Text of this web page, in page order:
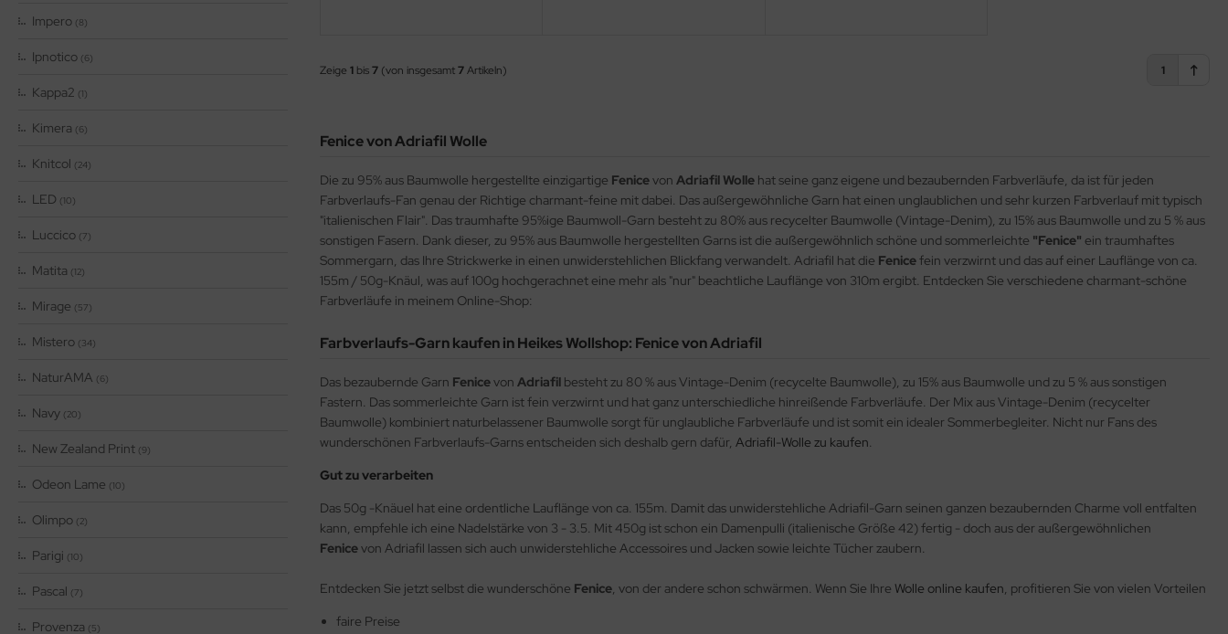
Impero (8)
Ipnotico (6)
Kappa2 (1)
Kimera (6)
Knitcol (24)
LED (10)
Luccico (7)
Matita (12)
Mirage (57)
Mistero (34)
NaturAMA (6)
Navy (20)
New Zealand Print (9)
Odeon Lame (10)
Olimpo (2)
Parigi (10)
Pascal (7)
Provenza (5)
Zeige 1 bis7 (von insgesamt7Artikeln) 1
Fenice von Adriafil Wolle
Die zu 95% aus Baumwolle hergestellte einzigartige Fenicevon Adriafil Wolle hat seine ganz eigene und bezaubernden Farbverläufe, da ist für jeden
Farbverlaufs-Fan genau der Richtige charmant-feine mit dabei. Das außergewöhnliche Garn hat einen unglaublichen und sehr kurzen Farbverlauf mit typisch
"italienischen Flair". Das traumhafte 95%ige Baumwoll-Garn besteht zu 80% aus recycelter Baumwolle (Vintage-Denim), zu 15% aus Baumwolle und zu 5 % aus
sonstigen Fasern. Dank dieser, zu 95% aus Baumwolle hergestellten Garns ist die außergewöhnlich schöne und sommerleichte "Fenice" ein traumhaftes
Sommergarn, das Ihre Strickwerke in einen unwiderstehlichen Blickfang verwandelt. Adriafil hat die Fenicefein verzwirnt und das auf einer Lauflänge von ca.
155m / 50g-Knäul, was auf 100g hochgerachnet eine mehr als "nur" beachtliche Lauflänge von 310m ergibt. Entdecken Sie verschiedene charmant-schöne
Farbverläufe in meinem Online-Shop:
Farbverlaufs-Garn kaufen in Heikes Wollshop: Fenice von Adriafil
Das bezaubernde Garn Fenicevon Adriafil besteht zu 80 % aus Vintage-Denim (recycelte Baumwolle), zu 15% aus Baumwolle und zu 5 % aus sonstigen
Fastern. Das sommerleichte Garn ist fein verzwirnt und hat ganz unterschiedliche hinreißende Farbverläufe. Der Mix aus Vintage-Denim (recycelter
Baumwolle) kombiniert naturbelassener Baumwolle sorgt für unglaubliche Farbverläufe und ist somit ein idealer Sommerbegleiter. Nicht nur Fans des
wunderschönen Farbverlaufs-Garns entscheiden sich deshalb gern dafür, Adriafil-Wolle zu kaufen.
Gut zu verarbeiten
Das 50g -Knäuel hat eine ordentliche Lauflänge von ca. 155m. Damit das unwiderstehliche Adriafil-Garn seinen ganzen bezaubernden Charme voll entfalten
kann, empfehle ich eine Nadelstärke von 3 - 3.5. Mit 450g ist schon ein Damenpulli (italienische Größe 42) fertig - doch aus der außergewöhnlichen
Fenicevon Adriafil lassen sich auch unwiderstehliche Accessoires und Jacken sowie leichte Tücher zaubern.
Entdecken Sie jetzt selbst die wunderschöne Fenice, von der andere schon schwärmen. Wenn Sie Ihre Wolle online kaufen, profitieren Sie von vielen Vorteilen
faire Preise